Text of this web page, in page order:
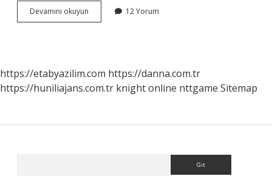
Devamını okuyun Bebekler
Aynada
12 Yorum
https://etabyazilim.com https://danna.com.tr
https://huniliajans.com.tr knight online nttgame Sitemap